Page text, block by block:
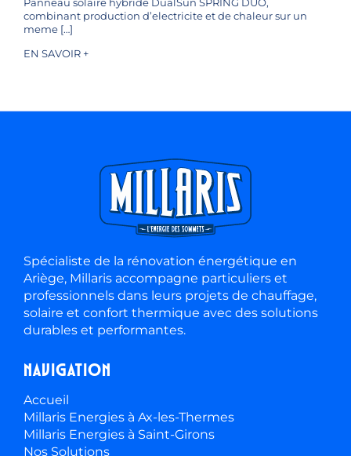
Panneau solaire hybride DualSun SPRING DUO,
combinant production d’electricite et de chaleur sur un
meme […]
EN SAVOIR +
Spécialiste de la rénovation énergétique en
Ariège, Millaris accompagne particuliers et
professionnels dans leurs projets de chauffage,
solaire et confort thermique avec des solutions
durables et performantes.
Navigation
Accueil
Millaris Energies à Ax-les-Thermes
Millaris Energies à Saint-Girons
Nos Solutions